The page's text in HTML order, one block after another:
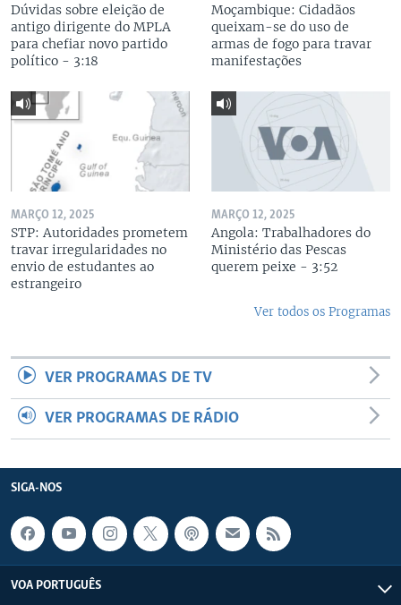
Dúvidas sobre eleição de
antigo dirigente do MPLA
para chefiar novo partido
político - 3:18
Moçambique: Cidadãos
queixam-se do uso de
armas de fogo para travar
manifestações
MARÇO 12, 2025
STP: Autoridades prometem
travar irregularidades no
envio de estudantes ao
estrangeiro
MARÇO 12, 2025
Angola: Trabalhadores do
Ministério das Pescas
querem peixe - 3:52
Ver todos os Programas
VER PROGRAMAS DE TV
VER PROGRAMAS DE RÁDIO
SIGA-NOS
VOA PORTUGUÊS